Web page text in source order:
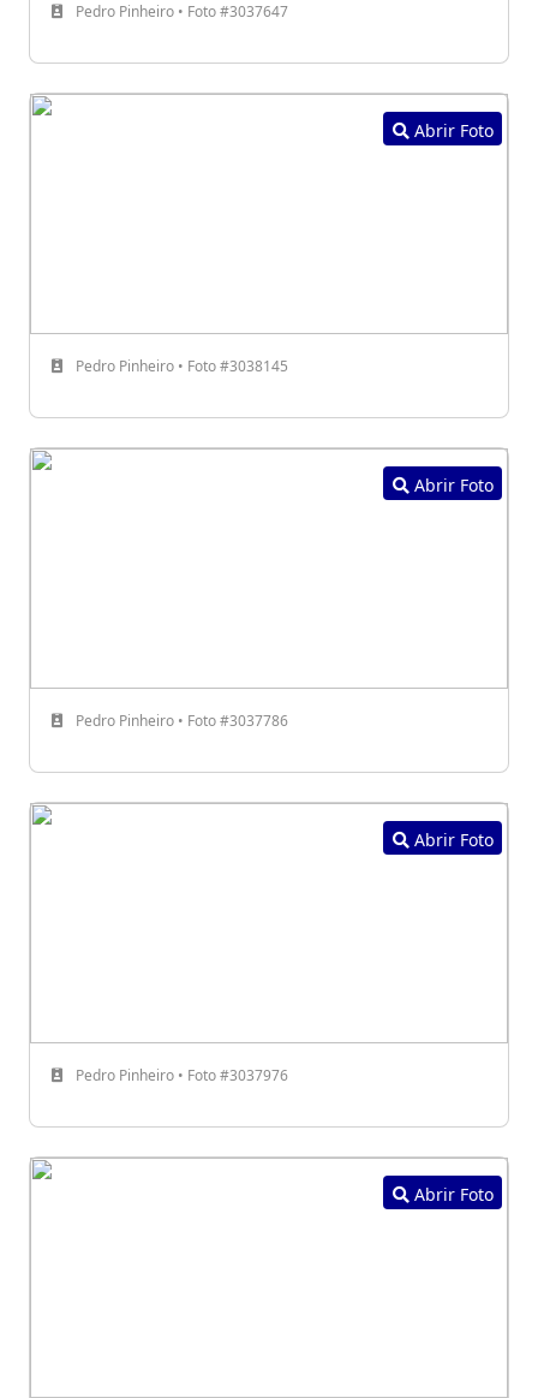
Pedro Pinheiro • Foto #3037647
Abrir Foto
Pedro Pinheiro • Foto #3038145
Abrir Foto
Pedro Pinheiro • Foto #3037786
Abrir Foto
Pedro Pinheiro • Foto #3037976
Abrir Foto